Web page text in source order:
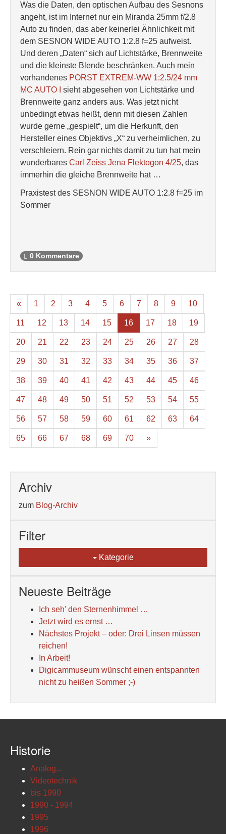
Was die Daten, den optischen Aufbau des Sesnons
angeht, ist im Internet nur ein Miranda 25mm f/2.8
Auto zu finden, das aber keinerlei Ähnlichkeit mit
dem SESNON WIDE AUTO 1:2.8 f=25 aufweist.
Und deren „Daten“ sich auf Lichtstärke, Brennweite
und die kleinste Blende beschränken. Auch mein
vorhandenes PORST EXTREM-WW 1:2.5/24 mm
MC AUTO I
sieht abgesehen von Lichtstärke und
Brennweite ganz anders aus. Was jetzt nicht
unbedingt etwas heißt, denn mit diesen Zahlen
wurde gerne „gespielt“, um die Herkunft, den
Hersteller eines Objektivs „X“ zu verheimlichen, zu
verschleiern. Rein gar nichts damit zu tun hat mein
wunderbares Carl Zeiss Jena Flektogon 4/25, das
immerhin die gleiche Brennweite hat …
Praxistest des SESNON WIDE AUTO 1:2.8 f=25 im
Sommer
0 Kommentare
« 1 2 3 4 5 6 7 8 9 10
11 12 13 14 15 16 17 18 19
20 21 22 23 24 25 26 27 28
29 30 31 32 33 34 35 36 37
38 39 40 41 42 43 44 45 46
47 48 49 50 51 52 53 54 55
56 57 58 59 60 61 62 63 64
65 66 67 68 69 70 »
Archiv
zum Blog-Archiv
Filter
Kategorie
Neueste Beiträge
Ich seh' den Sternenhimmel …
Jetzt wird es ernst …
Nächstes Projekt – oder: Drei Linsen müssen
reichen!
In Arbeit!
Digicammuseum wünscht einen entspannten
nicht zu heißen Sommer ;-)
Historie
Analog...
Videotechnik
bis 1990
1990 - 1994
1995
1996